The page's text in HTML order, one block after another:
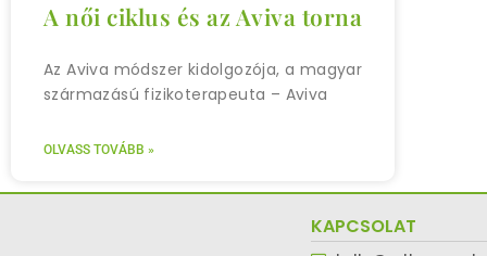
A női ciklus és az Aviva torna
Az Aviva módszer kidolgozója, a magyar
származású fizikoterapeuta – Aviva
OLVASS TOVÁBB »
KAPCSOLAT